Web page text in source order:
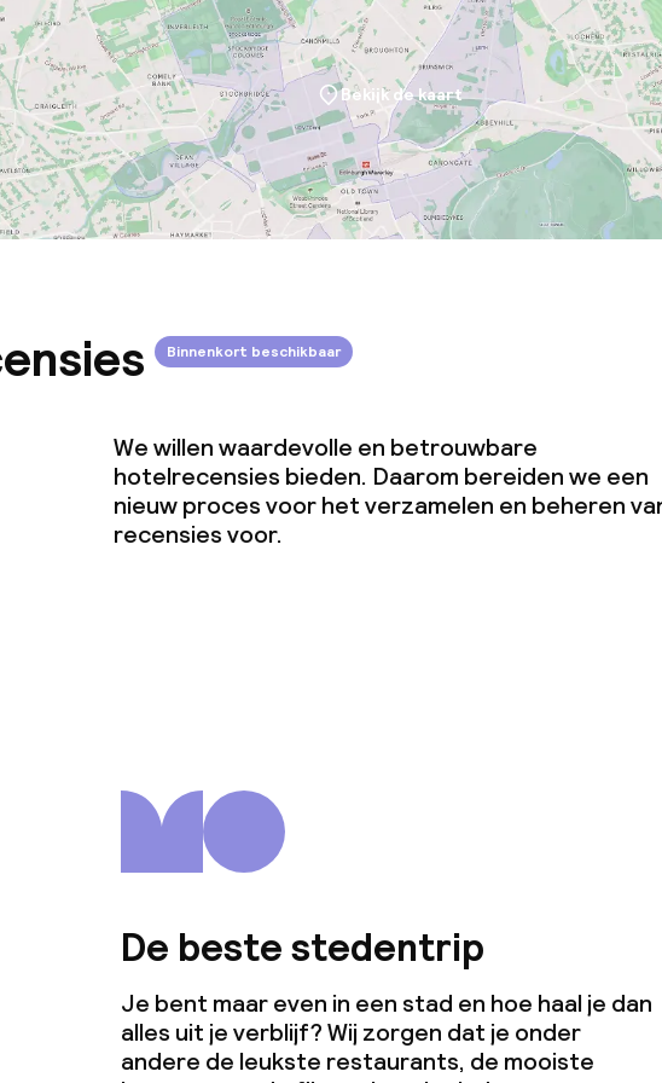
Bekijk de kaart
Binnenkort beschikbaar
We willen waardevolle en betrouwbare
hotelrecensies bieden. Daarom bereiden we een
nieuw proces voor het verzamelen en beheren
recensies voor.
De beste stedentrip
Je bent maar even in een stad en hoe haal je dan
alles uit je verblijf? Wij zorgen dat je onder
andere de leukste restaurants, de mooiste